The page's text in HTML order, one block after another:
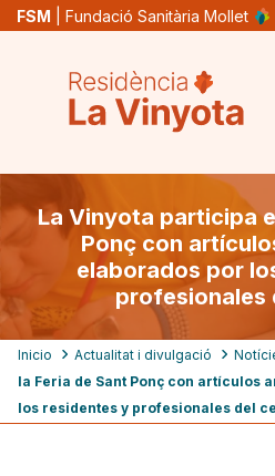
Pasar
contenido
principal
FSM | Fundació Sanitària Mollet
La Vinyota participa
Ponç con
elaborados por
profesionales
Ruta
de
Inicio Actualitat i divulgació
la Feria de Sant Ponç con artículos
los residentes y profesionales del